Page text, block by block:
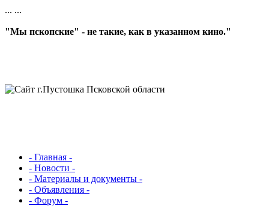
... ...
"Мы пскопские" - не такие, как в указанном кино."
- Главная -
- Новости -
- Материалы и документы -
- Объявления -
- Форум -